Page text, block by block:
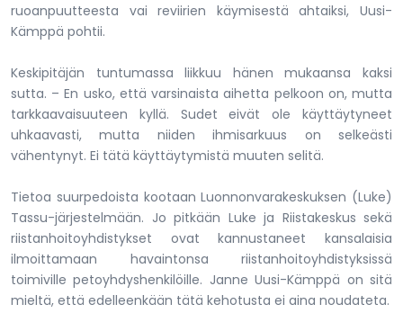
ruoanpuutteesta vai reviirien käymisestä ahtaiksi, Uusi-
Kämppä pohtii.
Keskipitäjän tuntumassa liikkuu hänen mukaansa kaksi
sutta. – En usko, että varsinaista aihetta pelkoon on, mutta
tarkkaavaisuuteen kyllä. Sudet eivät ole käyttäytyneet
uhkaavasti, mutta niiden ihmisarkuus on selkeästi
vähentynyt. Ei tätä käyttäytymistä muuten selitä.
Tietoa suurpedoista kootaan Luonnonvarakeskuksen (Luke)
Tassu-järjestelmään. Jo pitkään Luke ja Riistakeskus sekä
riistanhoitoyhdistykset ovat kannustaneet kansalaisia
ilmoittamaan havaintonsa riistanhoitoyhdistyksissä
toimiville petoyhdyshenkilöille. Janne Uusi-Kämppä on sitä
mieltä, että edelleenkään tätä kehotusta ei aina noudateta.